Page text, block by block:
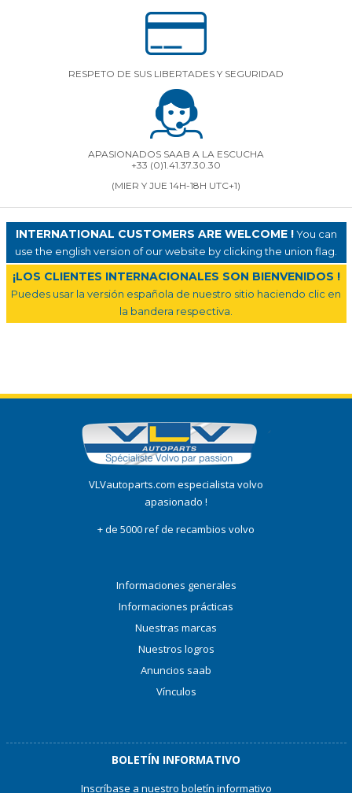
RESPETO DE SUS LIBERTADES Y SEGURIDAD
APASIONADOS SAAB A LA ESCUCHA
+33 (0)1.41.37.30.30
(MIER Y JUE 14H-18H UTC+1)
INTERNATIONAL CUSTOMERS ARE WELCOME !You can
use the english version of our website by clicking the union flag.
¡LOS CLIENTES INTERNACIONALES SON BIENVENIDOS !
Puedes usar la versión española de nuestro sitio haciendo clic en
la bandera respectiva.
VLVautoparts.com especialista volvo
apasionado !
+ de 5000 ref de recambios volvo
Informaciones generales
Informaciones prácticas
Nuestras marcas
Nuestros logros
Anuncios saab
Vínculos
BOLETÍN INFORMATIVO
Inscríbase a nuestro boletín informativo